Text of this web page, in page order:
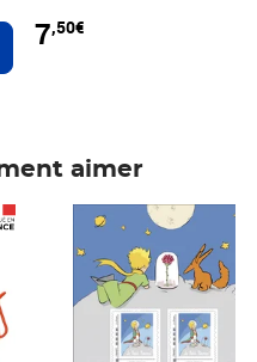
au panier
7,50€
aimer
Prix 7,50€